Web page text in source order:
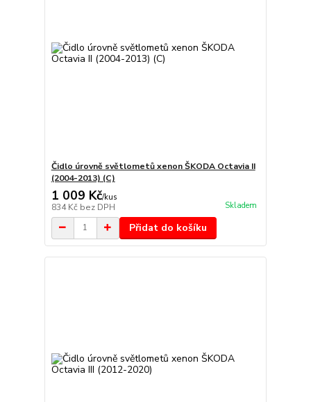
Čidlo úrovně světlometů xenon ŠKODA Octavia II
(2004-2013) (C)
1 009 Kč/kus
834 Kč bez DPH Skladem
Přidat do košíku